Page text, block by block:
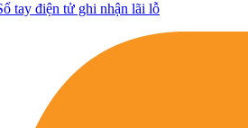
tay điện tử ghi nhận lãi lỗ